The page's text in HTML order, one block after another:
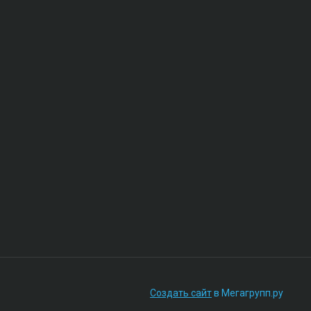
Создать сайтв Мегагрупп.ру